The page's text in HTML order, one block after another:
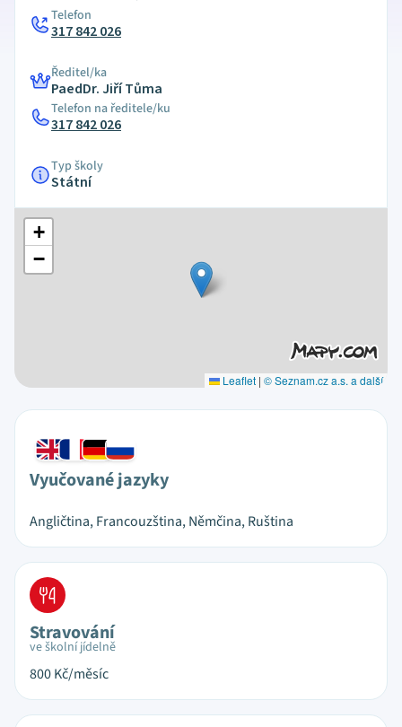
Telefon
317 842 026
Ředitel/ka
PaedDr. Jiří Tůma
Telefon na ředitele/ku
317 842 026
Typ školy
Státní
+
−
Leaflet | © Seznam.cz a.s. a další
Vyučované jazyky
Angličtina, Francouzština, Němčina, Ruština
Stravování
ve školní jídelně
800Kč/měsíc